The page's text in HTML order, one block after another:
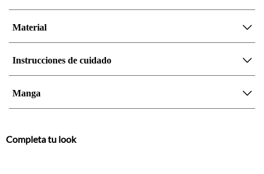
Material
Instrucciones de cuidado
Manga
Completa tu look